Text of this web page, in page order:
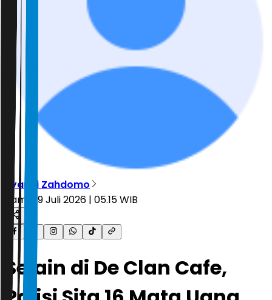
Ryandi Zahdomo
Kamis, 9 Juli 2026 | 05.15 WIB
Selain di De Clan Cafe,